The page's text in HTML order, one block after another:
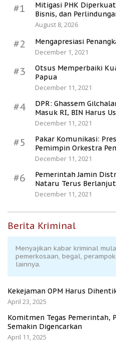
#1
Mitigasi PHK
Bisnis, dan
August 8, 2026
#2
Mengapresiasi
December 1, 2021
#3
Otsus Memperbaiki
Papua
December 11, 2021
#4
DPR: Ghassem
Masuk RI, BIN Harus
December 11, 2021
#5
Pakar Komunikasi:
Pemimpin Orkestra
December 11, 2021
#6
Pemerintah Jamin
Nataru Terus Berlanjut
December 11, 2021
Berita Kriminal
Menyajikan kabar kriminal
pemerkosaan, begal,
lainnya.
Kekejaman OPM Harus
April 23, 2025
Komitmen Tegas Pemerintah,
Semakin Digencarkan
April 11, 2025